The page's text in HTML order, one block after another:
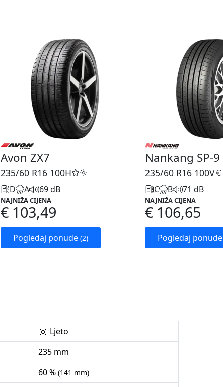
Avon ZX7
235/60 R16 100H
D A 69 dB
NAJNIŽA CIJENA
€ 103,49
Pogledaj ponude (2)
Nankang SP-9
235/60 R16 100V
C B 71 dB
NAJNIŽA CIJENA
€ 106,65
Pogledaj ponude
Ljeto
235 mm
60 % (141 mm)